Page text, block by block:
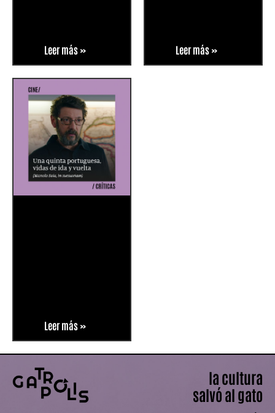
Leer más » Leer más »
Leer más »
la cultura
salvó al gato